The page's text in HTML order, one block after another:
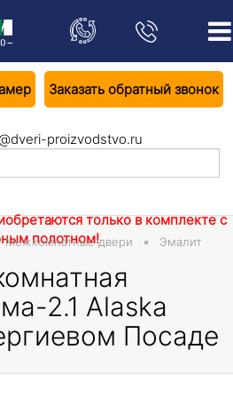
Заказать обратный звонок
proizvodstvo.ru
только в комплекте с
полотном!
Межкомнатные двери Эмалит
2.1 Alaska
Посаде